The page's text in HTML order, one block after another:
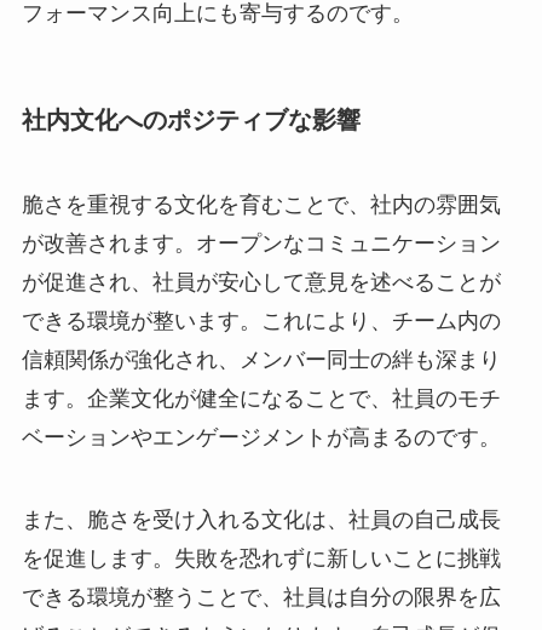
フォーマンス向上にも寄与するのです。
社内文化へのポジティブな影響
脆さを重視する文化を育むことで、社内の雰囲気
が改善されます。オープンなコミュニケーション
が促進され、社員が安心して意見を述べることが
できる環境が整います。これにより、チーム内の
信頼関係が強化され、メンバー同士の絆も深まり
ます。企業文化が健全になることで、社員のモチ
ベーションやエンゲージメントが高まるのです。
また、脆さを受け入れる文化は、社員の自己成長
を促進します。失敗を恐れずに新しいことに挑戦
できる環境が整うことで、社員は自分の限界を広